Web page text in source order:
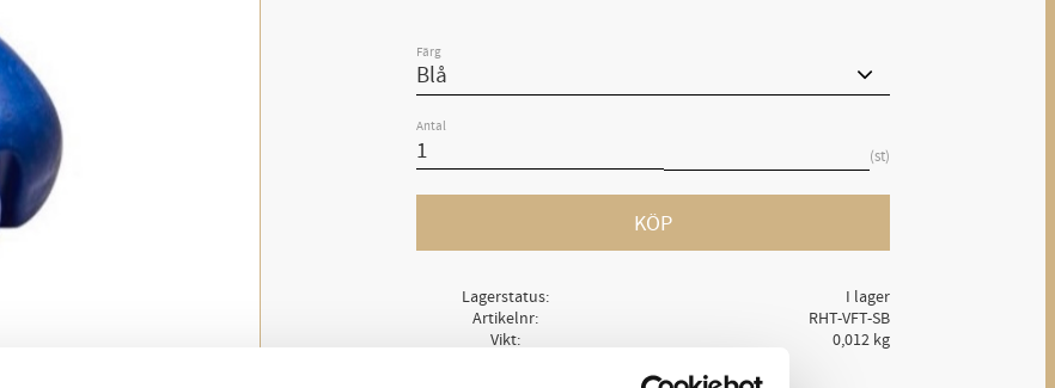
Färg
Antal
st
KÖP
Lagerstatus
I lager
Artikelnr
RHT-VFT-SB
Vikt
0,012 kg